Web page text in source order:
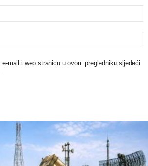
mail i web stranicu u ovom pregledniku sljedeći